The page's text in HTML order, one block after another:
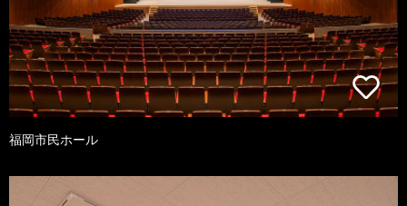
福岡市民ホール